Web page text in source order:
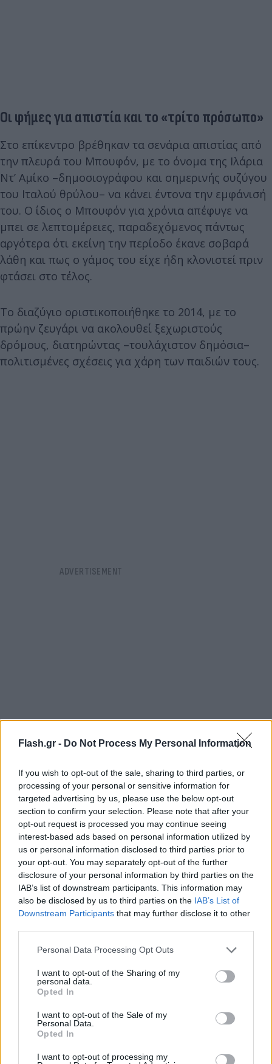
Flash.gr - Do Not Process My Personal Information
If you wish to opt-out of the sale, sharing to third parties, or
processing of your personal or sensitive information for
targeted advertising by us, please use the below opt-out
section to confirm your selection. Please note that after your
opt-out request is processed you may continue seeing
interest-based ads based on personal information utilized by
us or personal information disclosed to third parties prior to
your opt-out. You may separately opt-out of the further
disclosure of your personal information by third parties on the
IAB’s list of downstream participants. This information may
also be disclosed by us to third parties on the IAB’s List of
Downstream Participants that may further disclose it to other
Please note that this website/app uses one or more Google
not limited to your visit or usage behaviour. You may click to
grant or deny consent to Google and its third-party tags to
use your data for below specified purposes in below Google
consent section.
Personal Data Processing Opt Outs
I want to opt-out of the Sharing of my
personal data.
Opted In
I want to opt-out of the Sale of my
Personal Data.
Opted In
I want to opt-out of processing my
Οι φήμες για απιστία και το «τρίτο πρόσωπο»
Στο επίκεντρο βρέθηκαν τα σενάρια απιστίας από
την πλευρά του Μπουφόν, με το όνομα της Ιλάρια
Ντ’ Αμίκο –δημοσιογράφου και σημερινής συζύγου
του Ιταλού θρύλου– να κάνει έντονα την εμφάνισή
του. Ο ίδιος ο Μπουφόν για χρόνια απέφυγε να
μπει σε λεπτομέρειες, παραδεχόμενος πάντως
αργότερα ότι εκείνη την περίοδο έκανε σοβαρά
λάθη και πως ο γάμος του είχε ήδη κλονιστεί πριν
φτάσει στο τέλος.
Το διαζύγιο οριστικοποιήθηκε το 2014, με το
πρώην ζευγάρι να ακολουθεί ξεχωριστούς
δρόμους, διατηρώντας –τουλάχιστον δημόσια–
πολιτισμένες σχέσεις για χάρη των παιδιών τους.
«Το έμαθα από το ραδιόφωνο»
Χρόνια αργότερα, η Αλένα Σερέντοβα αποκάλυψε
κάτι που προκάλεσε αίσθηση: ότι έμαθε για την
απιστία του Μπουφόν μέσω… ραδιοφώνου.
Alena Seredova a «Oggi»: «Buffon? Ho scoperto dai
giornali che mi tradiva. L'ho perdonato, ma non
dimentico»https://t.co/y9VoztPSLO
Ήμουν η προτελευταία που το έμαθε. Ο πατέρας
μου το έμαθε μετά από εμένα. Είναι σαν ένας
πίνακας που ξαφνικά πέφτει από τον τοίχο και στο
τέλος μένει μόνο ένας λεκές που πρέπει να
Vieni Da Me της RAI.